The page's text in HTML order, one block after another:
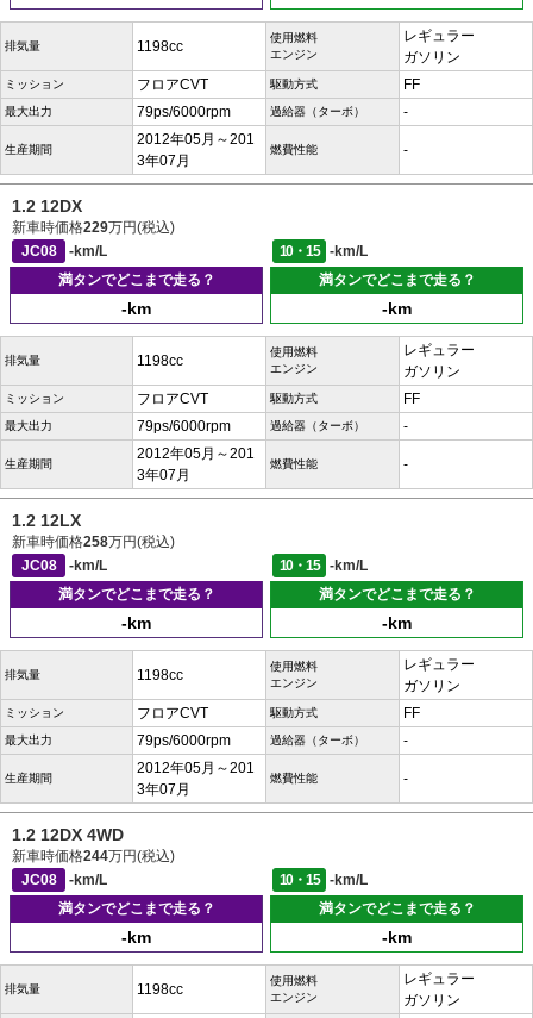
排気量 1198cc
使用燃料
エンジン
レギュラー
ガソリン
ミッション フロアCVT 駆動方式 FF
最大出力 79ps/6000rpm 過給器（ターボ） -
生産期間
2012年05月～201
3年07月
燃費性能 -
1.2 12DX
新車時価格229万円(税込)
JC08
-km/L 10・15
-km/L
満タンでどこまで走る？
-km
満タンでどこまで走る？
-km
排気量 1198cc
使用燃料
エンジン
レギュラー
ガソリン
ミッション フロアCVT 駆動方式 FF
最大出力 79ps/6000rpm 過給器（ターボ） -
生産期間
2012年05月～201
3年07月
燃費性能 -
1.2 12LX
新車時価格258万円(税込)
JC08
-km/L 10・15
-km/L
満タンでどこまで走る？
-km
満タンでどこまで走る？
-km
排気量 1198cc
使用燃料
エンジン
レギュラー
ガソリン
ミッション フロアCVT 駆動方式 FF
最大出力 79ps/6000rpm 過給器（ターボ） -
生産期間
2012年05月～201
3年07月
燃費性能 -
1.2 12DX 4WD
新車時価格244万円(税込)
JC08
-km/L 10・15
-km/L
満タンでどこまで走る？
-km
満タンでどこまで走る？
-km
排気量 1198cc
使用燃料
エンジン
レギュラー
ガソリン